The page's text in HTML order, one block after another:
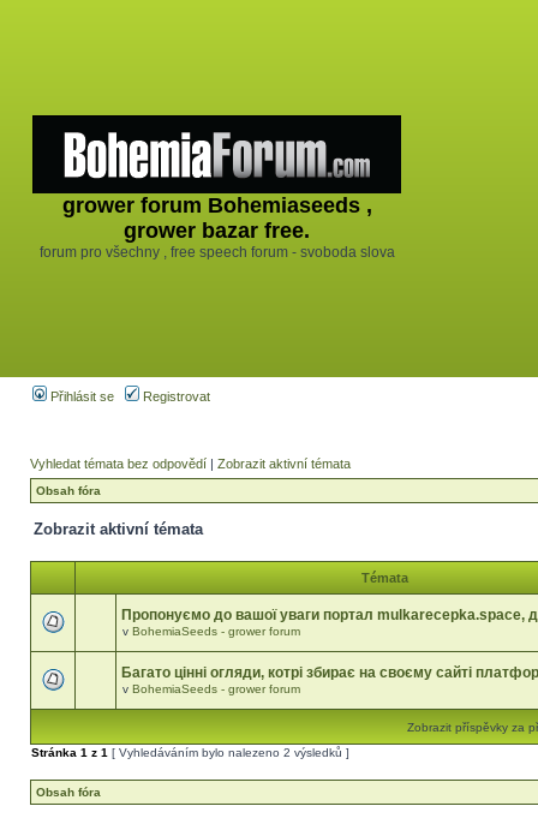
grower forum Bohemiaseeds ,
grower bazar free.
forum pro všechny , free speech forum - svoboda slova
Přihlásit se Registrovat
Vyhledat témata bez odpovědí | Zobrazit aktivní témata
Obsah fóra
Zobrazit aktivní témata
Témata
Пропонуємо до вашої уваги портал mulkarecepka.space,
v BohemiaSeeds - grower forum
Багато цінні огляди, котрі збирає на своєму сайті
v BohemiaSeeds - grower forum
Zobrazit příspěvky za
Stránka 1 z 1 [ Vyhledáváním bylo nalezeno 2 výsledků ]
Obsah fóra